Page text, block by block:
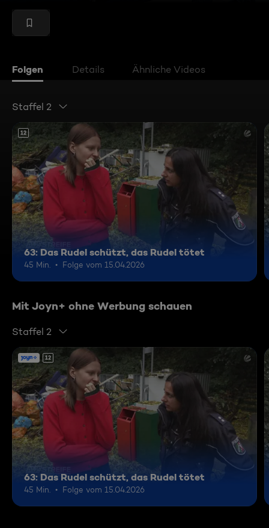
Folgen Details Ähnliche Videos
Staffel 2
12
63: Das Rudel schützt, das Rudel tötet
45 Min. Folge vom 15.04.2026
Mit Joyn+ ohne Werbung schauen
Staffel 2
12
63: Das Rudel schützt, das Rudel tötet
45 Min. Folge vom 15.04.2026